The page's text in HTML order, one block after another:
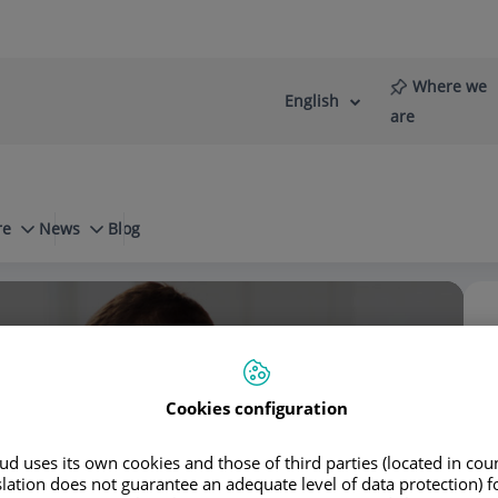
Language
Active
English
Where we
are
News
Blog
Fuster
Cookies configuration
uses its own cookies and those of third parties (located in
does not guarantee an adequate level of data protection)